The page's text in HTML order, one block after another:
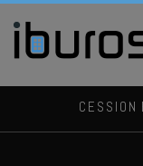
CESSION